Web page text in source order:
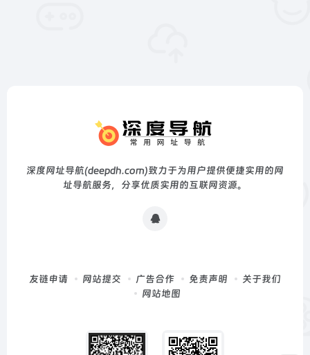
深度网址导航(deepdh.com)致力于为用户提供便捷实用的网
址导航服务，分享优质实用的互联网资源。
友链申请 网站提交 广告合作 免责声明
关于我们
网站地图